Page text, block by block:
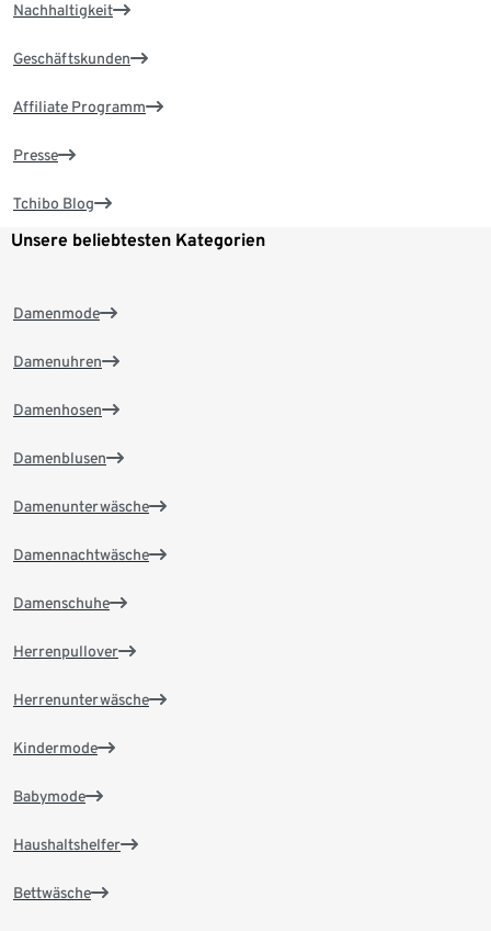
Nachhaltigkeit
Geschäftskunden
Affiliate Programm
Presse
Tchibo Blog
Unsere beliebtesten Kategorien
Damenmode
Damenuhren
Damenhosen
Damenblusen
Damenunterwäsche
Damennachtwäsche
Damenschuhe
Herrenpullover
Herrenunterwäsche
Kindermode
Babymode
Haushaltshelfer
Bettwäsche